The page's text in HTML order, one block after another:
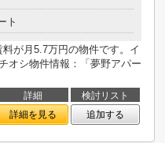
ト
が月5.7万円の物件です。イ
オシ物件情報：「夢野アパー
詳細
検討リスト
詳細を見る 追加する